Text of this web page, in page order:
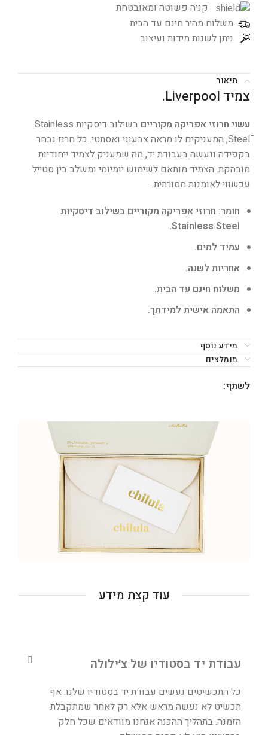
קניה פשוטה ומאובטחת
משלוח מהיר חינם עד הבית
ניתן לשנות מידות ועיצוב
תיאור
צמיד Liverpool.
עשוי חרוזי אפריקה מקוריים
בשילוב דיסקיות Stainless
Steelֿ, המעניקים לו מראה צבעוני ואסתטי. כל חרוז נבחר
בקפידה ונעשה בעבודת יד, מה שמעניק לצמיד ייחודיות
מובהקת. הצמיד מותאם לשימוש יומיומי ומשלב בין סטייל
עכשווי לאומנות מסורתית.
חומר: חרוזי אפריקה מקוריים בשילוב דיסקיות
Stainless Steel.
עמיד למים.
אחריות לשנה.
משלוח חינם עד הבית.
התאמה אישית למידתך.
מידע נוסף
מומלצים
לשתף:
עוד קצת מידע
עבודת יד בסטודיו של צ׳ילולה
כל התכשיטים נעשים עבודת יד בסטודיו שלנו. אף
תכשיט לא נעשה מראש אלא רק לאחר שמתקבלת
הזמנה. בתהליך ההכנה אנחנו מוודאים שכל חלק